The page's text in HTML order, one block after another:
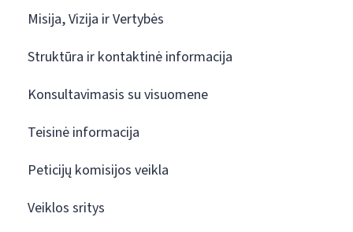
Misija, Vizija ir Vertybės
Struktūra ir kontaktinė informacija
Konsultavimasis su visuomene
Teisinė informacija
Peticijų komisijos veikla
Veiklos sritys